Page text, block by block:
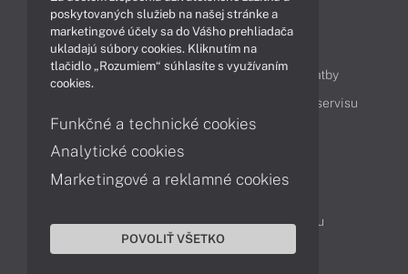
Obsah
Ako nakupovať
Možnosti doručenia a platby
Cenník servisu
Kontakty
Servisné oddelenie
Reklamácia tovaru
poskytovaných služieb na našej stránke a
marketingové účely sa do Vášho prehliadača
ukladajú súbory cookies. Kliknutím na
tlačidlo „Rozumiem“ súhlasíte s využívaním
cookies.
Funkčné a technické cookies
Analytické cookies
Marketingové a reklamné cookies
POVOLIŤ VŠETKO